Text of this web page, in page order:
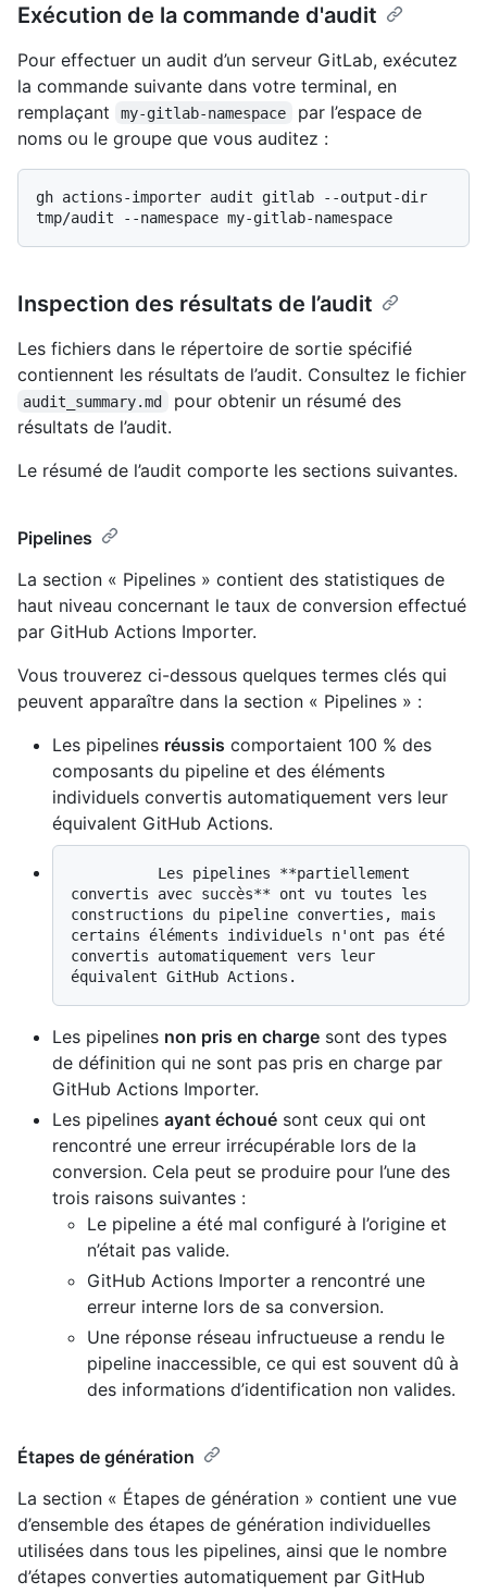
Exécution de la commande d'audit
Pour effectuer un audit d’un serveur GitLab, exécutez
la commande suivante dans votre terminal, en
remplaçant
my-gitlab-namespace
par l’espace de
noms ou le groupe que vous auditez :
gh actions-importer audit gitlab --output-dir
Inspection des résultats de l’audit
Les fichiers dans le répertoire de sortie spécifié
contiennent les résultats de l’audit. Consultez le fichier
audit_summary.md
pour obtenir un résumé des
résultats de l’audit.
Le résumé de l’audit comporte les sections suivantes.
Pipelines
La section « Pipelines » contient des statistiques de
haut niveau concernant le taux de conversion effectué
par GitHub Actions Importer.
Vous trouverez ci-dessous quelques termes clés qui
peuvent apparaître dans la section « Pipelines » :
Les pipelines réussis comportaient 100 % des
composants du pipeline et des éléments
individuels convertis automatiquement vers leur
équivalent GitHub Actions.
convertis avec succès** ont vu toutes les
constructions du pipeline converties, mais
certains éléments individuels n'ont pas été
convertis automatiquement vers leur
Les pipelines non pris en charge sont des types
de définition qui ne sont pas pris en charge par
GitHub Actions Importer.
Les pipelines ayant échoué sont ceux qui ont
rencontré une erreur irrécupérable lors de la
conversion. Cela peut se produire pour l’une des
trois raisons suivantes :
Le pipeline a été mal configuré à l’origine et
n’était pas valide.
GitHub Actions Importer a rencontré une
erreur interne lors de sa conversion.
Une réponse réseau infructueuse a rendu le
pipeline inaccessible, ce qui est souvent dû à
des informations d’identification non valides.
Étapes de génération
La section « Étapes de génération » contient une vue
d’ensemble des étapes de génération individuelles
utilisées dans tous les pipelines, ainsi que le nombre
d’étapes converties automatiquement par GitHub